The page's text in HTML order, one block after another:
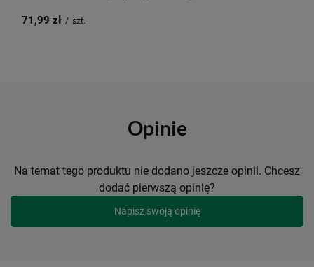
71,99 zł / szt.
Opinie
Na temat tego produktu nie dodano jeszcze opinii. Chcesz
dodać pierwszą opinię?
Napisz swoją opinię